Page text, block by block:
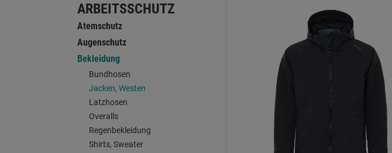
ARBEITSSCHUTZ
Atemschutz
Augenschutz
Bekleidung
Bundhosen
Jacken, Westen
Latzhosen
Overalls
Regenbekleidung
Shirts, Sweater